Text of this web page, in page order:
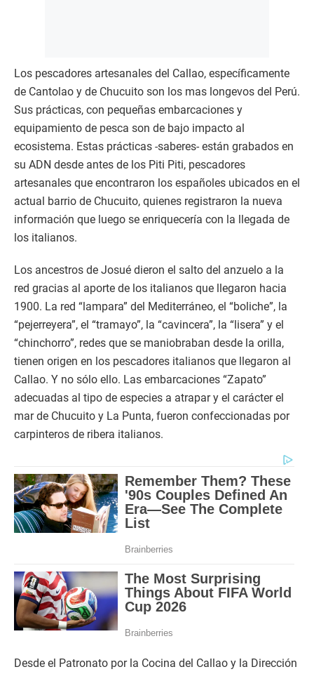
Los pescadores artesanales del Callao, específicamente
de Cantolao y de Chucuito son los mas longevos del Perú.
Sus prácticas, con pequeñas embarcaciones y
equipamiento de pesca son de bajo impacto al
ecosistema. Estas prácticas -saberes- están grabados en
su ADN desde antes de los Piti Piti, pescadores
artesanales que encontraron los españoles ubicados en el
actual barrio de Chucuito, quienes registraron la nueva
información que luego se enriquecería con la llegada de
los italianos.
Los ancestros de Josué dieron el salto del anzuelo a la
red gracias al aporte de los italianos que llegaron hacia
1900. La red “lampara” del Mediterráneo, el “boliche”, la
“pejerreyera”, el “tramayo”, la “cavincera”, la “lisera” y el
“chinchorro”, redes que se maniobraban desde la orilla,
tienen origen en los pescadores italianos que llegaron al
Callao. Y no sólo ello. Las embarcaciones “Zapato”
adecuadas al tipo de especies a atrapar y el carácter el
mar de Chucuito y La Punta, fueron confeccionadas por
carpinteros de ribera italianos.
Desde el Patronato por la Cocina del Callao y la Dirección